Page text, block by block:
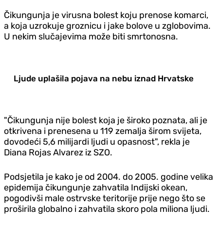
Čikungunja je virusna bolest koju prenose komarci,
a koja uzrokuje groznicu i jake bolove u zglobovima.
U nekim slučajevima može biti smrtonosna.
Ljude uplašila pojava na nebu iznad Hrvatske
"Čikungunja nije bolest koja je široko poznata, ali je
otkrivena i prenesena u 119 zemalja širom svijeta,
dovodeći 5,6 milijardi ljudi u opasnost", rekla je
Diana Rojas Alvarez iz SZO.
Podsjetila je kako je od 2004. do 2005. godine velika
epidemija čikungunje zahvatila Indijski okean,
pogodivši male ostrvske teritorije prije nego što se
proširila globalno i zahvatila skoro pola miliona ljudi.